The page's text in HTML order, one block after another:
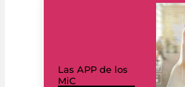
Las APP de los
MiC